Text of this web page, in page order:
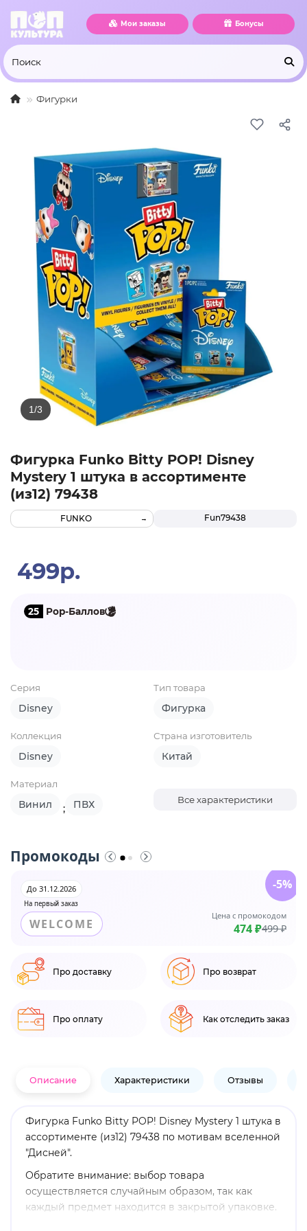
Мои заказы Бонусы
Фигурки
Фигурка Funko Bitty POP! Disney
Mystery 1 штука в ассортименте
(из12) 79438
Fun79438
FUNKO
499р.
25 Pop-Баллов
Серия
Disney
Тип товара
Фигурка
Коллекция
Disney
Страна изготовитель
Китай
Материал
Винил ; ПВХ Все характеристики
Промокоды
На первый заказ
До 31.12.2026
WELCOME
Цена с промокодом
474 ₽499 ₽
-5%
Про доставку Про возврат
Про оплату Как отследить заказ
Описание Характеристики Отзывы
Фигурка Funko Bitty POP! Disney Mystery 1 штука в
ассортименте (из12) 79438 по мотивам вселенной
"Дисней".
Обратите внимание: выбор товара
осуществляется случайным образом, так как
каждый предмет находится в закрытой упаковке.